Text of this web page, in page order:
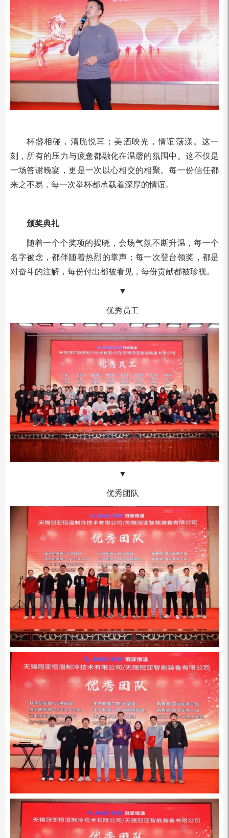
杯盏相碰，清脆悦耳；美酒映光，情谊荡漾。这一
刻，所有的压力与疲惫都融化在温馨的氛围中。这不仅是
一场答谢晚宴，更是一次以心相交的相聚。每一份信任都
来之不易，每一次举杯都承载着深厚的情谊。
颁奖典礼
随着一个个奖项的揭晓，会场气氛不断升温，每一个
名字被念，都伴随着热烈的掌声；每一次登台领奖，都是
对奋斗的注解，每份付出都被看见，每份贡献都被珍视。
▼
优秀员工
▼
优秀团队